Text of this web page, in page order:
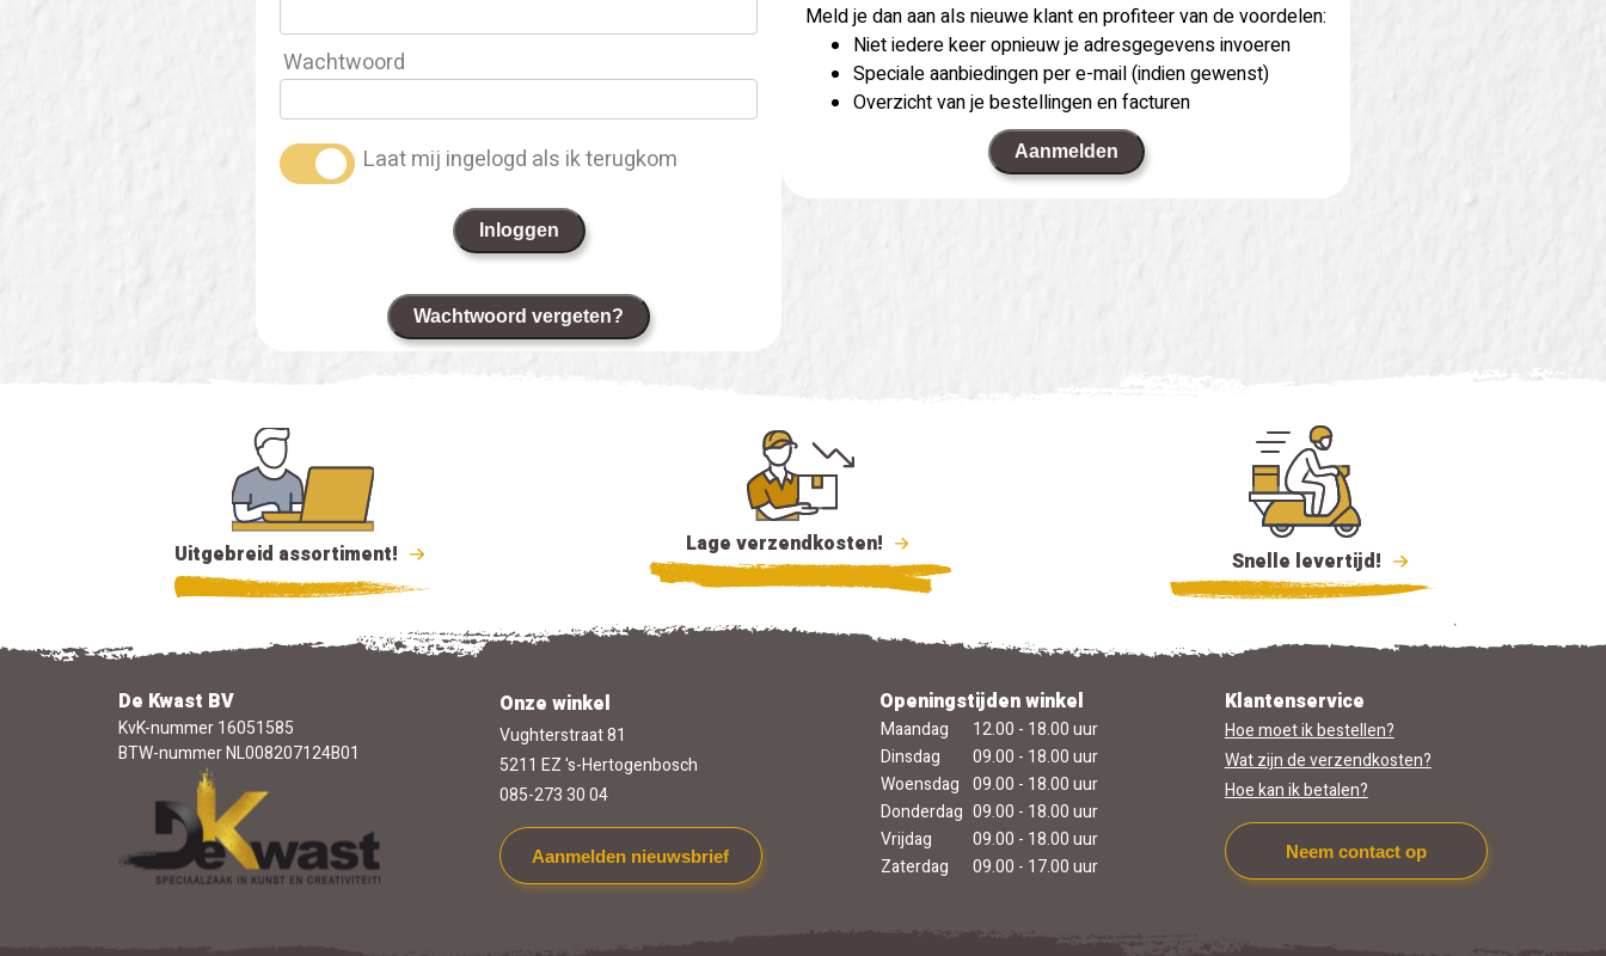
Wachtwoord
Laat mij ingelogd als ik terugkom
Inloggen
Wachtwoord vergeten?
Meld je dan aan als nieuwe klant en profiteer van de voordelen:
Niet iedere keer opnieuw je adresgegevens invoeren
Speciale aanbiedingen per e-mail (indien gewenst)
Overzicht van je bestellingen en facturen
Aanmelden
Uitgebreid assortiment! Lage verzendkosten!
Snelle levertijd!
De Kwast BV
KvK-nummer 16051585
BTW-nummer NL008207124B01
Onze winkel
Vughterstraat 81
5211 EZ 's-Hertogenbosch
085-273 30 04
Aanmelden nieuwsbrief
Openingstijden winkel
Maandag
12.00 - 18.00 uur
Dinsdag
09.00 - 18.00 uur
Woensdag 09.00 - 18.00 uur
Donderdag 09.00 - 18.00 uur
Vrijdag
09.00 - 18.00 uur
Zaterdag
09.00 - 17.00 uur
Klantenservice
Hoe moet ik bestellen?
Wat zijn de verzendkosten?
Hoe kan ik betalen?
Neem contact op